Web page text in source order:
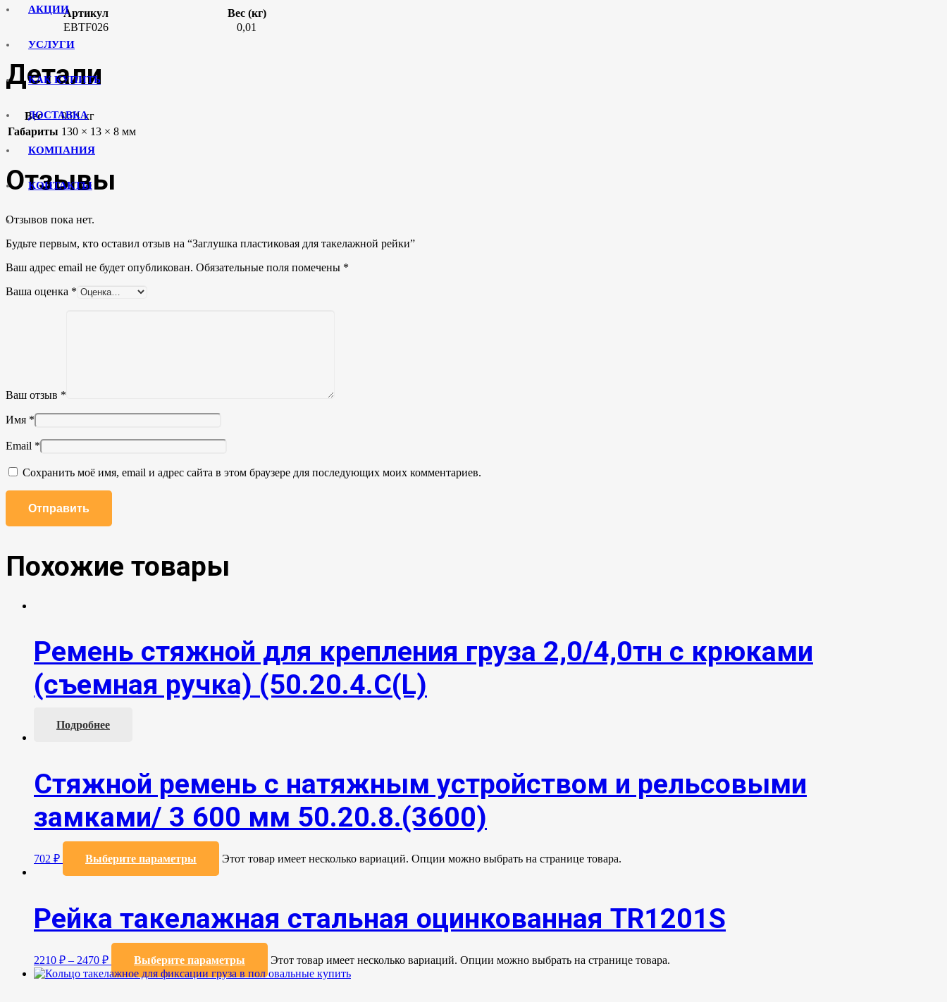
АКЦИИ
УСЛУГИ
КАК КУПИТЬ
ДОСТАВКА
КОМПАНИЯ
КОНТАКТЫ
Артикул
Вес (кг)
EBTF026
0,01
Детали
Вес
0.01 кг
Габариты 130 × 13 × 8 мм
Отзывы
Отзывов пока нет.
Будьте первым, кто оставил отзыв на “Заглушка пластиковая для такелажной рейки”
Ваш адрес email не будет опубликован. Обязательные поля помечены *
Ваша оценка *
Ваш отзыв *
Имя *
Email *
Сохранить моё имя, email и адрес сайта в этом браузере для последующих моих комментариев.
Похожие товары
Ремень стяжной для крепления груза 2,0/4,0тн с крюками
(съемная ручка) (50.20.4.С(L)
Подробнее
Стяжной ремень с натяжным устройством и рельсовыми
замками/ 3 600 мм 50.20.8.(3600)
702 ₽ Выберите параметры Этот товар имеет несколько вариаций. Опции можно выбрать на странице товара.
Рейка такелажная стальная оцинкованная TR1201S
2210 ₽ – 2470 ₽ Выберите параметры Этот товар имеет несколько вариаций. Опции можно выбрать на странице товара.